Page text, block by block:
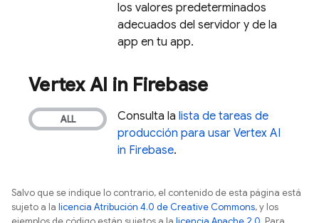
los valores predeterminados
adecuados del servidor y de la
app en tu app.
Vertex AI in Firebase
Consulta la lista de tareas de
producción para usar Vertex AI
in Firebase.
Salvo que se indique lo contrario, el contenido de esta página está
sujeto a la licencia Atribución 4.0 de Creative Commons, y los